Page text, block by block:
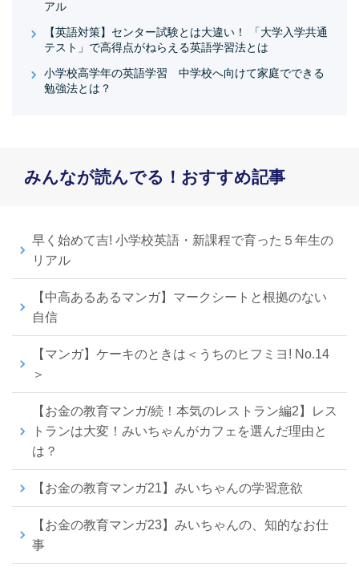
アル
【英語対策】センター試験とは大違い！ 「大学入学共通
テスト」で高得点がねらえる英語学習法とは
小学校高学年の英語学習 中学校へ向けて家庭でできる
勉強法とは？
みんなが読んでる！おすすめ記事
早く始めて吉! 小学校英語・新課程で育った５年生の
リアル
【中高あるあるマンガ】マークシートと根拠のない
自信
【マンガ】ケーキのときは＜うちのヒフミヨ! No.14
＞
【お金の教育マンガ/続！本気のレストラン編2】レス
トランは大変！みいちゃんがカフェを選んだ理由と
は？
【お金の教育マンガ21】みいちゃんの学習意欲
【お金の教育マンガ23】みいちゃんの、知的なお仕
事